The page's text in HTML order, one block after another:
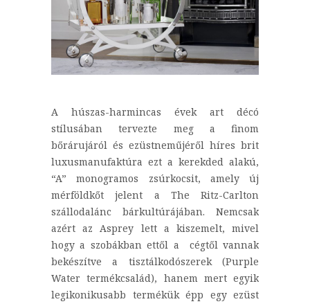
A húszas-harmincas évek art décó
stílusában tervezte meg a finom
bőrárujáról és ezüstneműjéről híres brit
luxusmanufaktúra ezt a kerekded alakú,
“A” monogramos zsúrkocsit, amely új
mérföldkőt jelent a The Ritz-Carlton
szállodalánc bárkultúrájában. Nemcsak
azért az Asprey lett a kiszemelt, mivel
hogy a szobákban ettől a cégtől vannak
bekészítve a tisztálkodószerek (Purple
Water termékcsalád), hanem mert egyik
legikonikusabb termékük épp egy ezüst